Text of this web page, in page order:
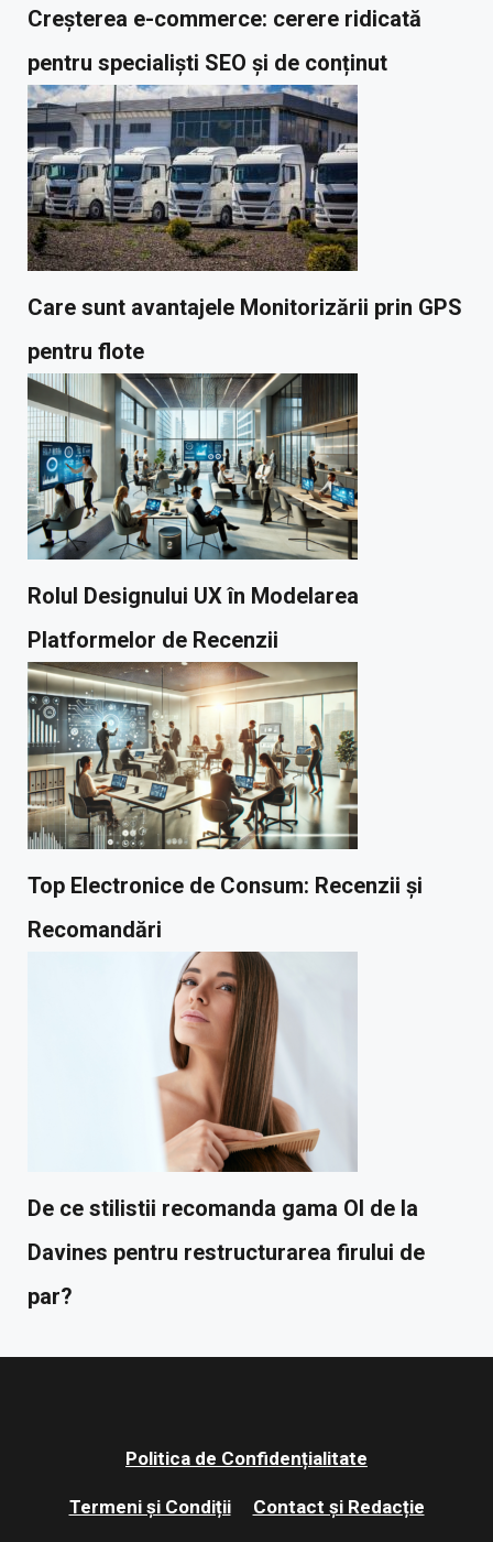
Creșterea e-commerce: cerere ridicată
pentru specialiști SEO și de conținut
Care sunt avantajele Monitorizării prin GPS
pentru flote
Rolul Designului UX în Modelarea
Platformelor de Recenzii
Top Electronice de Consum: Recenzii și
Recomandări
De ce stilistii recomanda gama OI de la
Davines pentru restructurarea firului de
par?
Politica de Confidențialitate
Termeni și Condiții Contact și Redacție